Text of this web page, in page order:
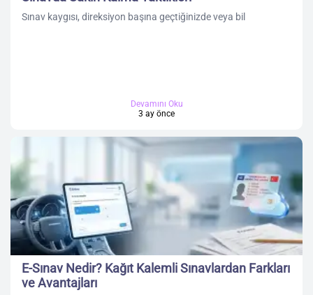
Sınav kaygısı, direksiyon başına geçtiğinizde veya bil
Devamını Oku
3 ay önce
E-Sınav Nedir? Kağıt Kalemli Sınavlardan Farkları
ve Avantajları